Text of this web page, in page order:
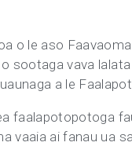
o le aso
sootaga vava
a le
faalapotopotoga
vaaia ai fanau ua